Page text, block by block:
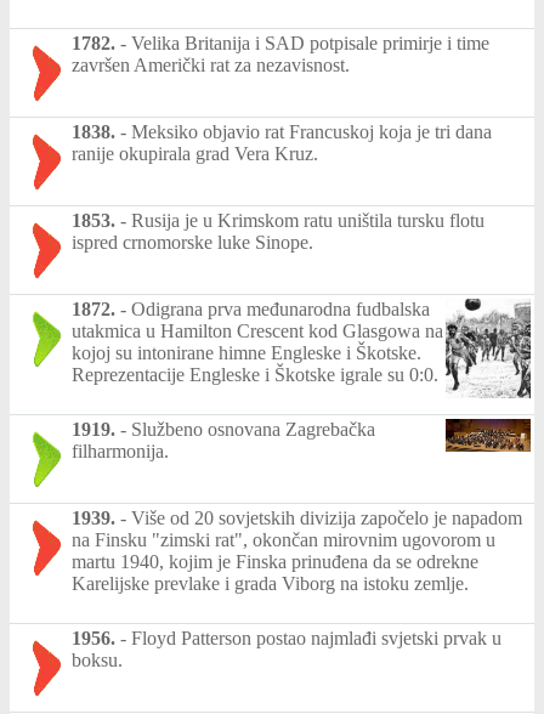
1782. - Velika Britanija i SAD potpisale primirje i time
završen Američki rat za nezavisnost.
1838. - Meksiko objavio rat Francuskoj koja je tri dana
ranije okupirala grad Vera Kruz.
1853. - Rusija je u Krimskom ratu uništila tursku flotu
ispred crnomorske luke Sinope.
1872. - Odigrana prva međunarodna fudbalska
utakmica u Hamilton Crescent kod Glasgowa na
kojoj su intonirane himne Engleske i Škotske.
Reprezentacije Engleske i Škotske igrale su 0:0.
1919. - Službeno osnovana Zagrebačka
filharmonija.
1939. - Više od 20 sovjetskih divizija započelo je napadom
na Finsku "zimski rat", okončan mirovnim ugovorom u
martu 1940, kojim je Finska prinuđena da se odrekne
Karelijske prevlake i grada Viborg na istoku zemlje.
1956. - Floyd Patterson postao najmlađi svjetski prvak u
boksu.